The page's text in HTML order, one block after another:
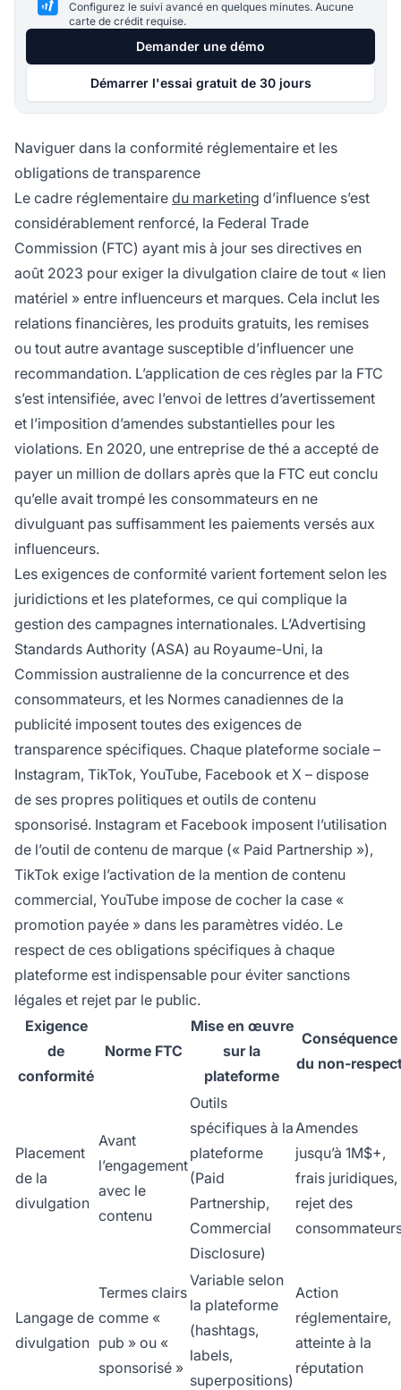
Configurez le suivi avancé en quelques minutes. Aucune
carte de crédit requise.
Demander une démo
Démarrer l'essai gratuit de 30 jours
Naviguer dans la conformité réglementaire et les
obligations de transparence
Le cadre réglementaire du marketing d’influence s’est
considérablement renforcé, la Federal Trade
Commission (FTC) ayant mis à jour ses directives en
août 2023 pour exiger la divulgation claire de tout « lien
matériel » entre influenceurs et marques. Cela inclut les
relations financières, les produits gratuits, les remises
ou tout autre avantage susceptible d’influencer une
recommandation. L’application de ces règles par la FTC
s’est intensifiée, avec l’envoi de lettres d’avertissement
et l’imposition d’amendes substantielles pour les
violations. En 2020, une entreprise de thé a accepté de
payer un million de dollars après que la FTC eut conclu
qu’elle avait trompé les consommateurs en ne
divulguant pas suffisamment les paiements versés aux
influenceurs.
Les exigences de conformité varient fortement selon les
juridictions et les plateformes, ce qui complique la
gestion des campagnes internationales. L’Advertising
Standards Authority (ASA) au Royaume-Uni, la
Commission australienne de la concurrence et des
consommateurs, et les Normes canadiennes de la
publicité imposent toutes des exigences de
transparence spécifiques. Chaque plateforme sociale –
Instagram, TikTok, YouTube, Facebook et X – dispose
de ses propres politiques et outils de contenu
sponsorisé. Instagram et Facebook imposent l’utilisation
de l’outil de contenu de marque (« Paid Partnership »),
TikTok exige l’activation de la mention de contenu
commercial, YouTube impose de cocher la case «
promotion payée » dans les paramètres vidéo. Le
respect de ces obligations spécifiques à chaque
plateforme est indispensable pour éviter sanctions
légales et rejet par le public.
Exigence
de
conformité
Norme FTC
Mise en œuvre
sur la
plateforme
Conséquence
du non-
Placement
de la
divulgation
Avant
l’engagement
avec le
contenu
Outils
spécifiques à la
plateforme
(Paid
Partnership,
Commercial
Disclosure)
Amendes
jusqu’à 1M$+,
frais juridiques,
rejet des
Langage de
divulgation
Termes clairs
comme «
pub » ou «
sponsorisé »
Variable selon
la plateforme
(hashtags,
labels,
superpositions)
Action
réglementaire,
atteinte à la
réputation